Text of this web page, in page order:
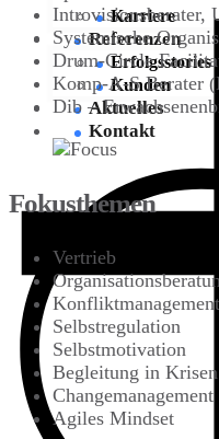
Karriere
Referenzen
Erfolgsstories
Kunden
Aktuelles
Kontakt
Introvisionsberater,
Systemische
Drum-Circle
Komp-A-S Berater
Dib –
Fokusthemen
Vertrieb
Konfliktmanagement
Selbstregulation
Selbstmotivation
Begleitung in Krisen
Changemanagement
Agiles Mindset